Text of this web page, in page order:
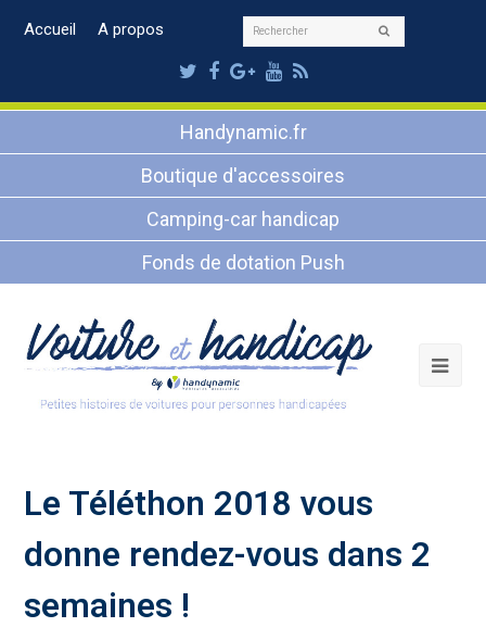
Accueil A propos Rechercher
Twitter
Facebook
Google
Plus
Youtube
RSS
Handynamic.fr
Boutique d'accessoires
Camping-car handicap
Fonds de dotation Push
Le Téléthon 2018 vous
donne rendez-vous dans 2
semaines !